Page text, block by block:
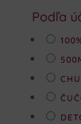
Podľa